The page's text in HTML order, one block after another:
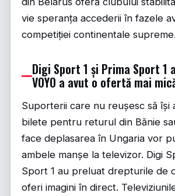
vie speranța accederii în fazele
competiției continentale supreme.
Digi Sport 1 și Prima Sport 1
VOYO a avut o ofertă mai
Suporterii care nu reușesc să își
bilete pentru returul din Bănie
face deplasarea în Ungaria vor
ambele manșe la televizor. Digi
Sport 1 au preluat drepturile de
oferi imagini în direct.